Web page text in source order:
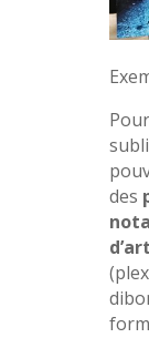
des
d’art